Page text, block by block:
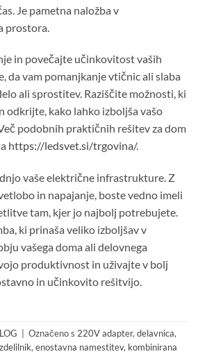
Je pametna naložba v
prostora.
in povečajte učinkovitost vaših
da vam pomanjkanje vtičnic ali slaba
ali sprostitev. Raziščite možnosti, ki
odkrijte, kako lahko izboljša vašo
podobnih praktičnih rešitev za dom
https://ledsvet.si/trgovina/.
vaše električne infrastrukture. Z
in napajanje, boste vedno imeli
tam, kjer jo najbolj potrebujete.
ki prinaša veliko izboljšav v
vašega doma ali delovnega
produktivnost in uživajte v bolj
in učinkovito rešitvijo.
Označeno s 220V adapter,delavnica,
,enostavna namestitev, kombinirana